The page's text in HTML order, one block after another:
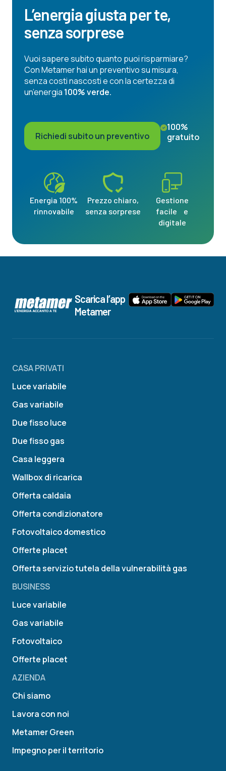
L’energia giusta per te,
senza sorprese
Vuoi sapere subito quanto puoi risparmiare?
Con Metamer hai un preventivo su misura,
senza costi nascosti e con la certezza di
un’energia 100% verde.
Richiedi subito un preventivo
100%
gratuito
Energia 100%
rinnovabile
Prezzo chiaro,
senza sorprese
Gestione
facile e
digitale
Scarica l’app
Metamer
CASA PRIVATI
Luce variabile
Gas variabile
Due fisso luce
Due fisso gas
Casa leggera
Wallbox di ricarica
Offerta caldaia
Offerta condizionatore
Fotovoltaico domestico
Offerte placet
Offerta servizio tutela della vulnerabilità gas
BUSINESS
Luce variabile
Gas variabile
Fotovoltaico
Offerte placet
AZIENDA
Chi siamo
Lavora con noi
Metamer Green
Impegno per il territorio